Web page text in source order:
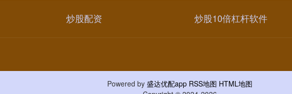
炒股配资 炒股10倍杠杆软件
Powered by 盛达优配app RSS地图 HTML地图